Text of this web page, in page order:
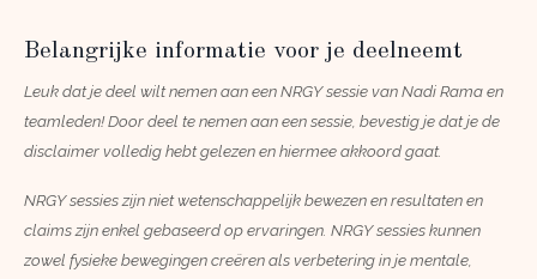
Belangrijke informatie voor je deelneemt
Leuk dat je deel wilt nemen aan een NRGY sessie van Nadi Rama en
teamleden! Door deel te nemen aan een sessie, bevestig je dat je de
disclaimer volledig hebt gelezen en hiermee akkoord gaat.
NRGY sessies zijn niet wetenschappelijk bewezen en resultaten en
claims zijn enkel gebaseerd op ervaringen. NRGY sessies kunnen
zowel fysieke bewegingen creëren als verbetering in je mentale,